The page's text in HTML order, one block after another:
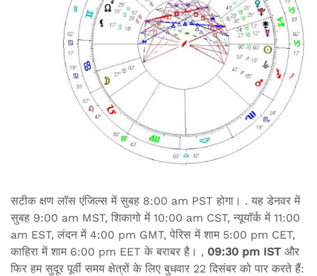
सटीक क्षण लॉस एंजिल्स में सुबह 8:00 am PST होगा। . यह डेनवर में
सुबह 9:00 am MST, शिकागो में 10:00 am CST, न्यूयॉर्क में 11:00
am EST, लंदन में 4:00 pm GMT, पेरिस में शाम 5:00 pm CET,
काहिरा में शाम 6:00 pm EET के बराबर है। , 09:30 pm IST और
फिर हम सुदूर पूर्वी समय क्षेत्रों के लिए बुधवार 22 दिसंबर को पार करते हैं: